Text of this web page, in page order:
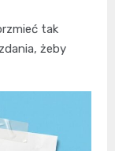
tak
żeby